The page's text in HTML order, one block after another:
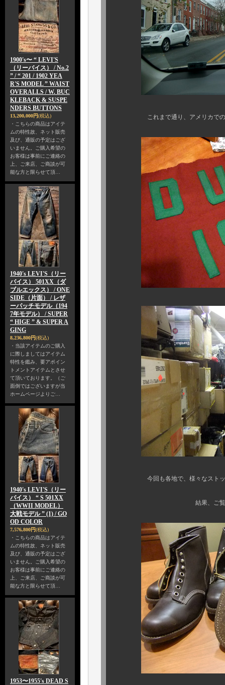
1900's〜 “ LEVI'S
（リーバイス） / No.2
” / “ 201 / 1902 YEA
R'S MODEL ” WAIST
OVERALLS / W. BUC
KLEBACK & SUSPE
NDERS BUTTONS
13,200,000円(税込)
・こちらの商品はアイテ
ムの特性故、ネット販売
及び、通販の予定はござ
いません。ご購入希望の
お客様は事前にご連絡の
上、ご来店、ご商談が可
能な方と限らせて頂…
1940's LEVI'S（リー
バイス） 501XX（ダ
ブルエックス） / ONE
SIDE（片面） / レザ
ーパッチモデル（194
7年モデル） / SUPER
“ HIGE ” & SUPER A
GING
8,236,800円(税込)
・当該アイテムのご購入
に際しましてはアイテム
特性を鑑み、要アポイン
トメントアイテムとさせ
て頂いております。（ご
面倒ではございますが当
ホームページよりご…
1940's LEVI'S（リー
バイス） “ S 501XX
（WWII MODEL）
大戦モデル ” (1) / GO
OD COLOR
7,576,800円(税込)
・こちらの商品はアイテ
ムの特性故、ネット販売
及び、通販の予定はござ
いません。ご購入希望の
お客様は事前にご連絡の
上、ご来店、ご商談が可
能な方と限らせて頂…
1953〜1955's DEAD S
これまで通り、アメリカでの買い
今回も各地で、様々なストックル
結果、ご覧の通り、アメ